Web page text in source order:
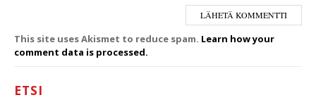
This site uses Akismet to reduce spam. Learn how your
comment data is processed.
ETSI